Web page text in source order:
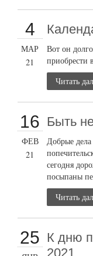
4
МАР
21
Вот он
приобрести
Читать
16
ФЕВ
21
Быть
Добрые
сегодня
посыпаны
Читать
25 К дню
2021